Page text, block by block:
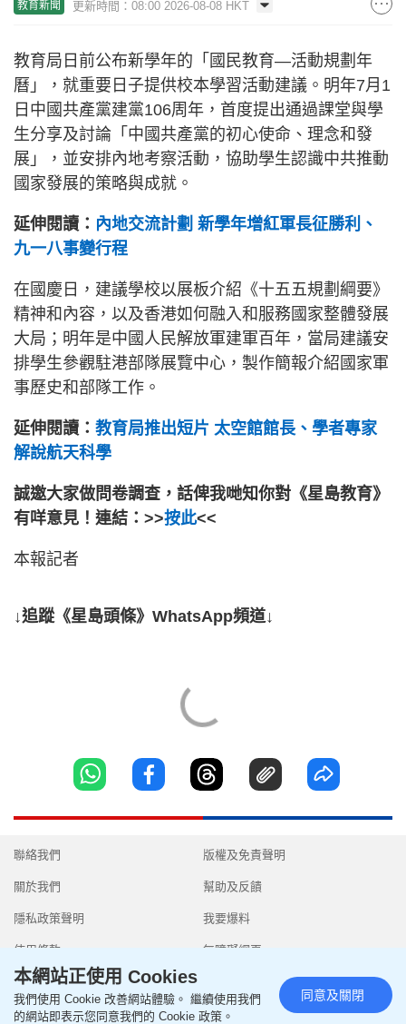
教育新聞 更新時間：08:00 2026-08-08 HKT
教育局日前公布新學年的「國民教育—活動規劃年
曆」，就重要日子提供校本學習活動建議。明年7月1
日中國共產黨建黨106周年，首度提出通過課堂與學
生分享及討論「中國共產黨的初心使命、理念和發
展」，並安排內地考察活動，協助學生認識中共推動
國家發展的策略與成就。
延伸閱讀： 內地交流計劃 新學年增紅軍長征勝利、
九一八事變行程
在國慶日，建議學校以展板介紹《十五五規劃綱要》
精神和內容，以及香港如何融入和服務國家整體發展
大局；明年是中國人民解放軍建軍百年，當局建議安
排學生參觀駐港部隊展覽中心，製作簡報介紹國家軍
事歷史和部隊工作。
延伸閱讀： 教育局推出短片 太空館館長、學者專家
解說航天科學
誠邀大家做問卷調查，話俾我哋知你對《星島教育》
有咩意見！連結：>>按此<<
本報記者
↓追蹤《星島頭條》WhatsApp頻道↓
聯絡我們
關於我們
隱私政策聲明
使用條款
版權及免責聲明
幫助及反饋
我要爆料
無障礙網頁
本網站正使用 Cookies
我們使用 Cookie 改善網站體驗。 繼續使用我們
的網站即表示您同意我們的 Cookie 政策。
同意及關閉